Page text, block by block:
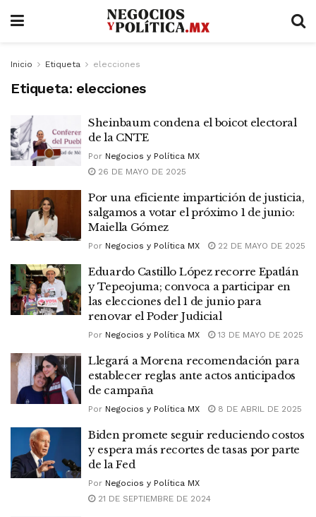
Inicio Etiqueta elecciones
Etiqueta: elecciones
Sheinbaum condena el boicot electoral
de la CNTE
Por Negocios y Política MX
26 DE MAYO DE 2025
Por una eficiente impartición de justicia,
salgamos a votar el próximo 1 de junio:
Maiella Gómez
Por Negocios y Política MX 22 DE MAYO DE 2025
Eduardo Castillo López recorre Epatlán
y Tepeojuma; convoca a participar en
las elecciones del 1 de junio para
renovar el Poder Judicial
Por Negocios y Política MX 13 DE MAYO DE 2025
Llegará a Morena recomendación para
establecer reglas ante actos anticipados
de campaña
Por Negocios y Política MX 8 DE ABRIL DE 2025
Biden promete seguir reduciendo costos
y espera más recortes de tasas por parte
de la Fed
Por Negocios y Política MX
21 DE SEPTIEMBRE DE 2024